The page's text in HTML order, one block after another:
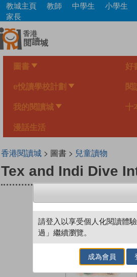
Skip
main
content
教城主頁 教師 中學生
小學生
家長
圖書 好
e悅讀學校計劃 閱
我的閱讀城 十
漫話生活
香港閱讀城> 圖書 > 兒童讀物
Tex and Indi Dive
請登入以享受個人化閱讀體
過」繼續瀏覽。
成為會員